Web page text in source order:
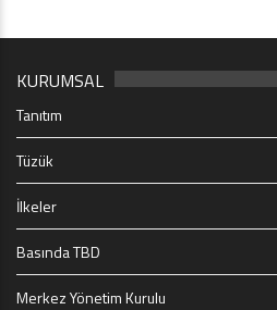
KURUMSAL
Tanıtım
Tüzük
İlkeler
Basında TBD
Merkez Yönetim Kurulu